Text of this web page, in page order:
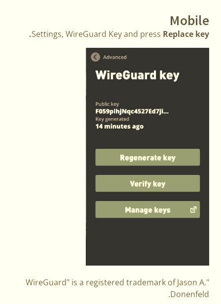
Mobile
Settings, WireGuard Key and press Replace key.
"WireGuard" is a registered trademark of Jason A.
Donenfeld.